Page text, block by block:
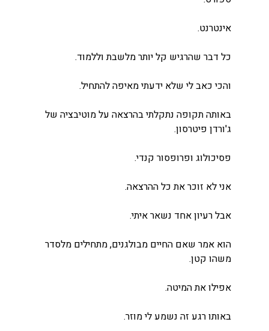
אינטרנט.
כל דבר שהרגיש קל יותר מלשבת וללמוד.
והכי כאב לי שלא ידעתי מאיפה להתחיל.
באותה תקופה נתקלתי בהרצאה על מוטיבציה של
ג'ורדן פיטרסון.
פסיכולוג ופרופסור קנדי.
אני לא זוכר את כל ההרצאה.
אבל רעיון אחד נשאר איתי.
הוא אמר שאם החיים מבולגנים, מתחילים מלסדר
משהו קטן.
אפילו את המיטה.
באותו רגע זה נשמע לי מוזר.